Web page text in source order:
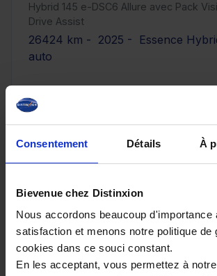
Consentement Détails À
Bievenue chez Distinxion
Nous accordons beaucoup d'importance
satisfaction et menons notre politique de
cookies dans ce souci constant.
En les acceptant, vous permettez à
Hybrid 145 e-DSC6 Allure avec Pack
Drive Assist
26424 km - 2025 - Essence
auto